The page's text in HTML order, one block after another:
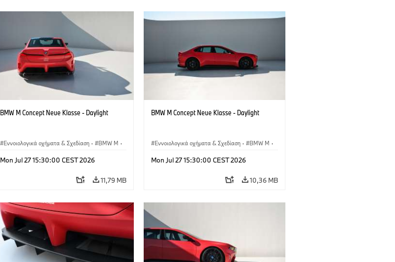
BMW M Concept Neue Klasse - Daylight
Εννοιολογικά οχήματα & Σχεδίαση · BMW M ·
Mon Jul 27 15:30:00 CEST 2026
11,79 MB
BMW M Concept Neue Klasse - Daylight
Εννοιολογικά οχήματα & Σχεδίαση · BMW M ·
Mon Jul 27 15:30:00 CEST 2026
10,36 MB